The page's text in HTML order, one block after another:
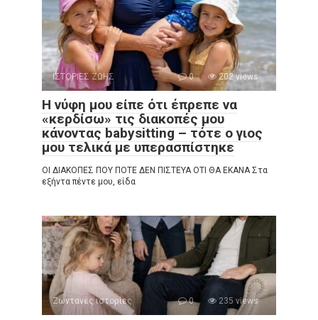
ΙΣΤΟΡΙΕΣ ΖΩΗΣ 0 202 views
Η νύφη μου είπε ότι έπρεπε να
«κερδίσω» τις διακοπές μου
κάνοντας babysitting – τότε ο γιος
μου τελικά με υπερασπίστηκε
ΟΙ ΔΙΑΚΟΠΕΣ ΠΟΥ ΠΟΤΕ ΔΕΝ ΠΙΣΤΕΥΑ ΟΤΙ ΘΑ ΕΚΑΝΑ Στα
εξήντα πέντε μου, είδα
Ζωντανές ιστορίες 0 235 views